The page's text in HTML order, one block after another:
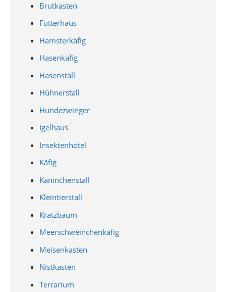
Brutkasten
Futterhaus
Hamsterkäfig
Hasenkäfig
Hasenstall
Hühnerstall
Hundezwinger
Igelhaus
Insektenhotel
Käfig
Kaninchenstall
Kleintierstall
Kratzbaum
Meerschweinchenkäfig
Meisenkasten
Nistkasten
Terrarium